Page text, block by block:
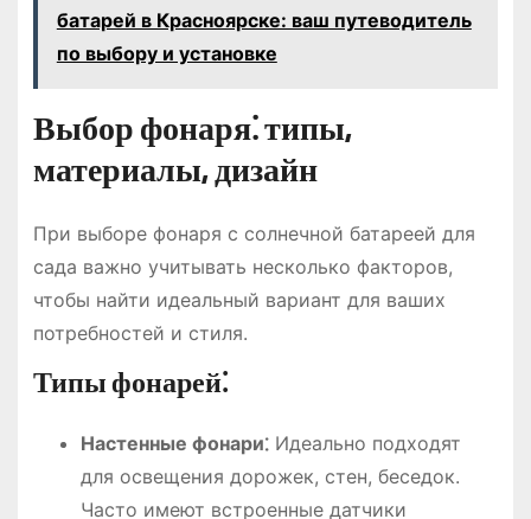
батарей в Красноярске: ваш путеводитель
по выбору и установке
Выбор фонаря⁚ типы,
материалы, дизайн
При выборе фонаря с солнечной батареей для
сада важно учитывать несколько факторов,
чтобы найти идеальный вариант для ваших
потребностей и стиля.
Типы фонарей⁚
Настенные фонари⁚Идеально подходят
для освещения дорожек, стен, беседок.
Часто имеют встроенные датчики